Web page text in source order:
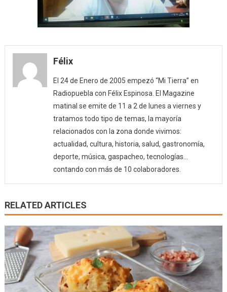
Félix
El 24 de Enero de 2005 empezó “Mi Tierra” en
Radiopuebla con Félix Espinosa. El Magazine
matinal se emite de 11 a 2 de lunes a viernes y
tratamos todo tipo de temas, la mayoría
relacionados con la zona donde vivimos:
actualidad, cultura, historia, salud, gastronomía,
deporte, música, gaspacheo, tecnologías…
contando con más de 10 colaboradores.
RELATED ARTICLES